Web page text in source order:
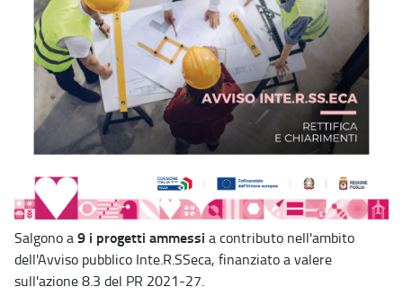
Salgono a9 i progetti ammessi a contributo nell'ambito
dell'Avviso pubblico Inte.R.SSeca, finanziato a valere
sull'azione 8.3 del PR 2021-27.